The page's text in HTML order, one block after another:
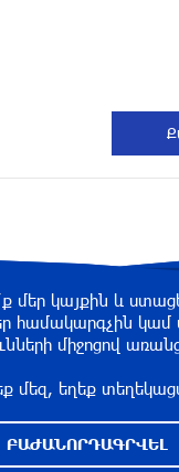
բնակչության
ավելացել է
ՊԲ-ն հարձակվել է
ի
մեր կայքին և
համակարգչին կամ
միջոցով առանց
մեզ, եղեք
ԲԱԺԱՆՈՐԴԱԳՐՎԵԼ